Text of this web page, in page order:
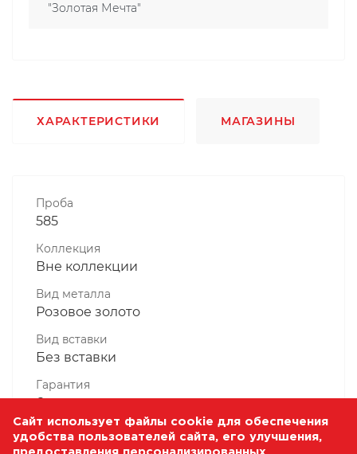
"Золотая Мечта"
ХАРАКТЕРИСТИКИ МАГАЗИНЫ
Проба
585
Коллекция
Вне коллекции
Вид металла
Розовое золото
Вид вставки
Без вставки
Гарантия
6 месяцев
Комплектность, шт
1 Штука
Сайт использует файлы cookie для обеспечения
удобства пользователей сайта, его улучшения,